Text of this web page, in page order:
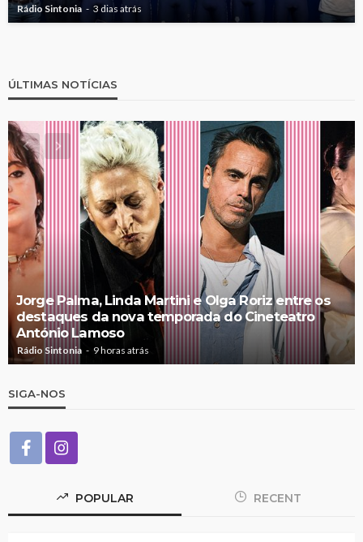
Rádio Sintonia 3 dias atrás
ÚLTIMAS NOTÍCIAS
Jorge Palma, Linda Martini e Olga Roriz entre os
destaques da nova temporada do Cineteatro
António Lamoso
Rádio Sintonia 9 horas atrás
SIGA-NOS
POPULAR RECENT